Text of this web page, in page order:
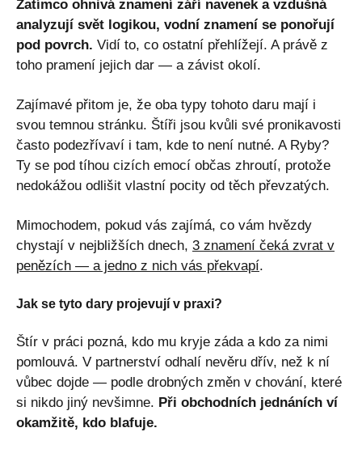
Zatímco ohnivá znamení září navenek a vzdušná
analyzují svět logikou, vodní znamení se ponořují
pod povrch. Vidí to, co ostatní přehlížejí. A právě z
toho pramení jejich dar — a závist okolí.
Zajímavé přitom je, že oba typy tohoto daru mají i
svou temnou stránku. Štíři jsou kvůli své pronikavosti
často podezřívaví i tam, kde to není nutné. A Ryby?
Ty se pod tíhou cizích emocí občas zhroutí, protože
nedokážou odlišit vlastní pocity od těch převzatých.
Mimochodem, pokud vás zajímá, co vám hvězdy
chystají v nejbližších dnech, 3 znamení čeká zvrat v
penězích — a jedno z nich vás překvapí.
Jak se tyto dary projevují v praxi?
Štír v práci pozná, kdo mu kryje záda a kdo za nimi
pomlouvá. V partnerství odhalí nevěru dřív, než k ní
vůbec dojde — podle drobných změn v chování, které
si nikdo jiný nevšimne. Při obchodních jednáních ví
okamžitě, kdo blafuje.